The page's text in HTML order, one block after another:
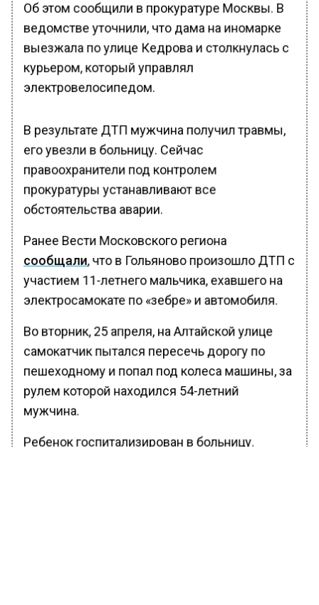
Об этом сообщили в прокуратуре Москвы. В
ведомстве уточнили, что дама на иномарке
выезжала по улице Кедрова и столкнулась с
курьером, который управлял
электровелосипедом.
В результате ДТП мужчина получил травмы,
его увезли в больницу. Сейчас
правоохранители под контролем
прокуратуры устанавливают все
обстоятельства аварии.
Ранее Вести Московского региона
сообщали, что в Гольяново произошло ДТП с
участием 11-летнего мальчика, ехавшего на
электросамокате по «зебре» и автомобиля.
Во вторник, 25 апреля, на Алтайской улице
самокатчик пытался пересечь дорогу по
пешеходному и попал под колеса машины, за
рулем которой находился 54-летний
мужчина.
Ребенок госпитализирован в больницу.